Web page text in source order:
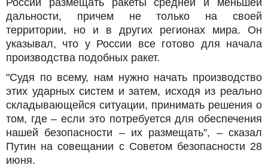
дальности, причем не только на своей
территории, но и в других регионах мира. Он
указывал, что у России все готово для начала
производства подобных ракет.
"Судя по всему, нам нужно начать производство
этих ударных систем и затем, исходя из реально
складывающейся ситуации, принимать решения о
том, где – если это потребуется для обеспечения
нашей безопасности – их размещать", – сказал
Путин на совещании с Советом безопасности 28
июня.